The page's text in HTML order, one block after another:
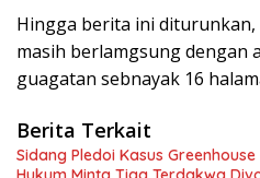
Hingga berita ini diturunkan,
masih berlamgsung dengan
guagatan sebnayak 16
Berita Terkait
Sidang Pledoi Kasus